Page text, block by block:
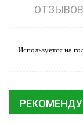
ОТЗЫВОВ
Используется на